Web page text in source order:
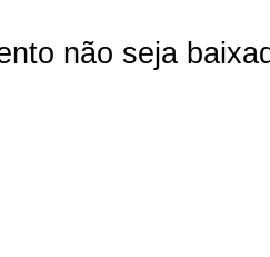
não seja